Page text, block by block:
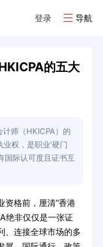
登录 导航
的五大
师（HKICPA）的
权，是职业‘硬门
国际认可度且证书互
格前，厘清“香港
绝非仅仅是一张证
、连接全球市场的多